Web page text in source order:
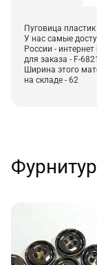
Пуговица
У нас самые
России -
для заказа - F-
Ширина этого
на складе - 62